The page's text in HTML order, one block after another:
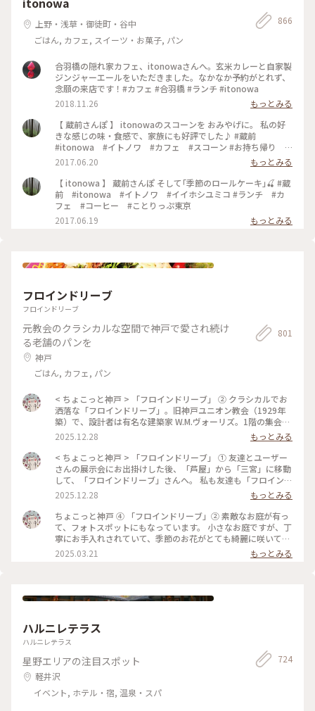
上野・浅草・御徒町・谷中
ごはん, カフェ, スイーツ・お菓子, パン
866
合羽橋の隠れ家カフェ、itonowaさんへ。玄米カレーと自家製
ジンジャーエールをいただきました。なかなか予約がとれず、
念願の来店です！#カフェ #合羽橋 #ランチ #itonowa
2018.11.26
もっとみる
【 蔵前さんぽ 】 itonowaのスコーンを おみやげに。 私の好
きな感じの味・食感で、家族にも好評でした♪ #蔵前
#itonowa #イトノワ #カフェ #スコーン #お持ち帰り #
おみやげ
2017.06.20
もっとみる
【 itonowa 】 蔵前さんぽ そして｢季節のロールケーキ｣🍒 #蔵
前 #itonowa #イトノワ #イイホシユミコ #ランチ #カ
フェ #コーヒー #ことりっぷ東京
2017.06.19
もっとみる
フロインドリーブ
フロインドリーブ
元教会のクラシカルな空間で神戸で愛され続け
る老舗のパンを
神戸
ごはん, カフェ, パン
801
< ちょこっと神戸 > 「フロインドリーブ」 ② クラシカルでお
洒落な「フロインドリーブ」。旧神戸ユニオン教会（1929年
築）で、設計者は有名な建築家 W.M.ヴォーリズ。1階の集会室
がベーカリーショップ、2階の礼拝堂がカフェになっていて、
結婚式の２次会や同窓会など、神戸の中でも人気の高いスポッ
トになっています。 映画「阪急電車」の撮影場所のロケ地とし
ても知られています。 特にクリスマスシーズンの大きな木のツ
リーが印象的です。 素敵ユーザーさんがおっしゃっていた様に
夜のライトアップはとても綺麗だと思います。 お庭は丁寧にお
手入れされていて、お花が少ない冬の時期でも楽しめます。 #
ちょこっと神戸 #フロインドリーブ#旧神戸ユニオン教会#お庭
#私のことりっぷ旅
2025.12.28
もっとみる
< ちょこっと神戸 > 「フロインドリーブ」 ① 友達とユーザー
さんの展示会にお出掛けした後、「芦屋」から「三宮」に移動
して、「フロインドリーブ」さんへ。 私も友達も「フロインド
リーブ」さんの焼き菓子が好きなのですが、友達はSHOP＆カ
フェには行った事がないと。教会をリノベーションした素敵な
建物やお庭も見て欲しいと思い案内しました。(写真は次の投
稿) 2階のカフェは4組程待っていたので、受け付けを済ませ
て、先に1階のSHOPに行きました。娘が中サイズのミミパイを
半分にカットした「シュネッケン」(写真5枚目)が大好きなの
で、お土産に買いました。「シュネッケン」は本店限定なの
ニングプレート」をオーダーしてシェアしました。 #ちょこっ
ィッチ#モーニングプレート#私のことりっぷ旅
2025.12.28
もっとみる
ちょこっと神戸 ④ 「フロインドリーブ」② 素敵なお庭が有っ
て、フォトスポットにもなっています。 小さなお庭ですが、丁
寧にお手入れされていて、季節のお花がとても綺麗に咲いてい
ました。 10日程経つので、ミモザのお花は見頃を迎えている
かな。 #ちょこっと神戸 #フロインドリーブ#お庭#クリスマス
2025.03.21 もっとみる
ハルニレテラス
ハルニレテラス
星野エリアの注目スポット
軽井沢
イベント, ホテル・宿, 温泉・スパ
724